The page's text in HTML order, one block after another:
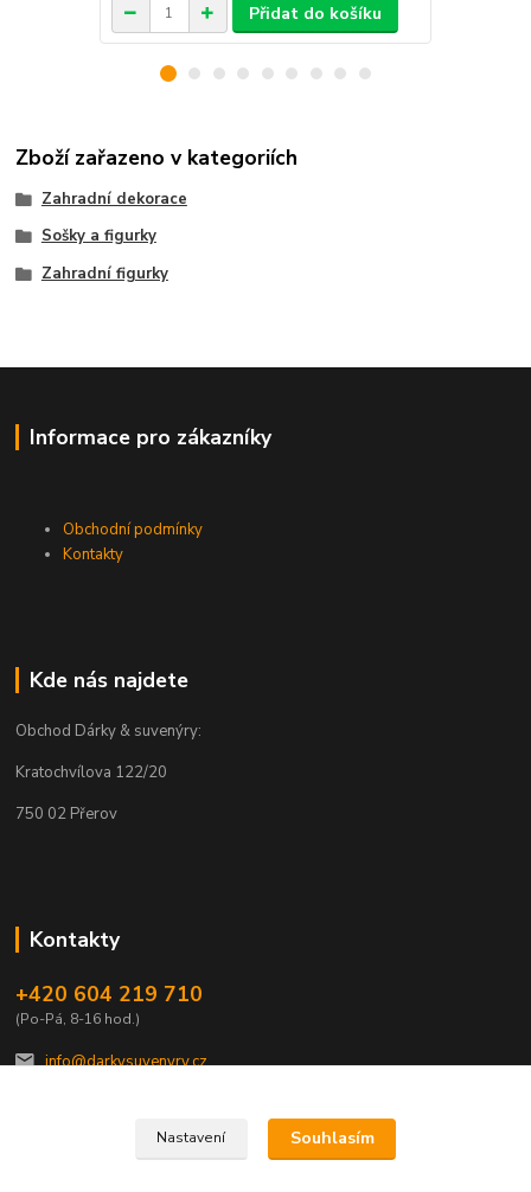
Přidat do košíku
Zboží zařazeno v kategoriích
Zahradní dekorace
Sošky a figurky
Zahradní figurky
Informace pro zákazníky
Obchodní podmínky
Kontakty
Kde nás najdete
Obchod Dárky & suvenýry:
Kratochvílova 122/20
750 02 Přerov
Kontakty
+420 604 219 710
(Po-Pá, 8-16 hod.)
info@darkysuvenyry.cz.
Nastavení Souhlasím